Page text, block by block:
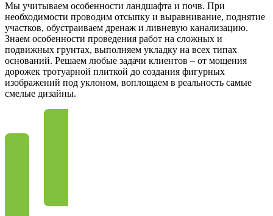
Мы учитываем особенности ландшафта и почв. При
необходимости проводим отсыпку и выравнивание, поднятие
участков, обустраиваем дренаж и ливневую канализацию.
Знаем особенности проведения работ на сложных и
подвижных грунтах, выполняем укладку на всех типах
оснований. Решаем любые задачи клиентов – от мощения
дорожек тротуарной плиткой до создания фигурных
изображений под уклоном, воплощаем в реальность самые
смелые дизайны.